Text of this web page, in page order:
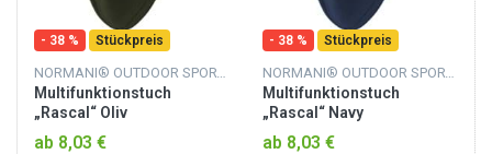
- 38 % Stückpreis
NORMANI® OUTDOOR SPORTS
Multifunktionstuch
„Rascal“ Oliv
ab 8,03 €
- 38 % Stückpreis
NORMANI® OUTDOOR SPORTS
Multifunktionstuch
„Rascal“ Navy
ab 8,03 €